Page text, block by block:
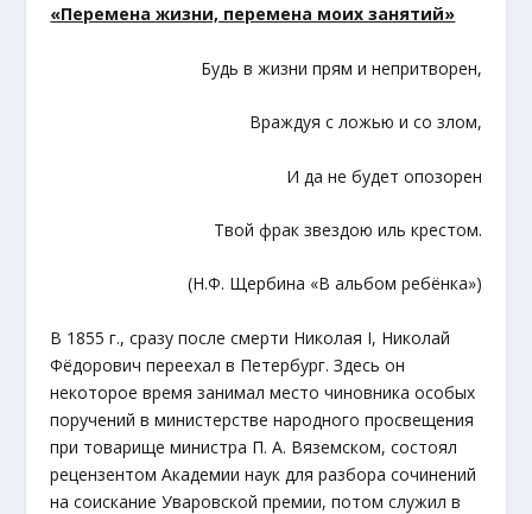
«Перемена жизни, перемена моих занятий»
Будь в жизни прям и непритворен,
Враждуя с ложью и со злом,
И да не будет опозорен
Твой фрак звездою иль крестом.
(Н.Ф. Щербина «В альбом ребёнка»)
В 1855 г., сразу после смерти Николая I, Николай
Фёдорович переехал в Петербург. Здесь он
некоторое время занимал место чиновника особых
поручений в министерстве народного просвещения
при товарище министра П. А. Вяземском, состоял
рецензентом Академии наук для разбора сочинений
на соискание Уваровской премии, потом служил в